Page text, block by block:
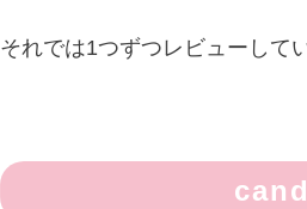
それでは1つずつレビューして